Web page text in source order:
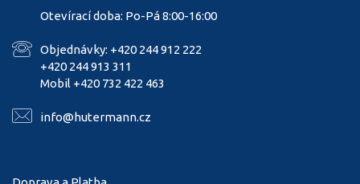
Otevírací doba: Po-Pá 8:00-16:00
Objednávky: +420 244 912 222
+420 244 913 311
Mobil +420 732 422 463
info@hutermann.cz